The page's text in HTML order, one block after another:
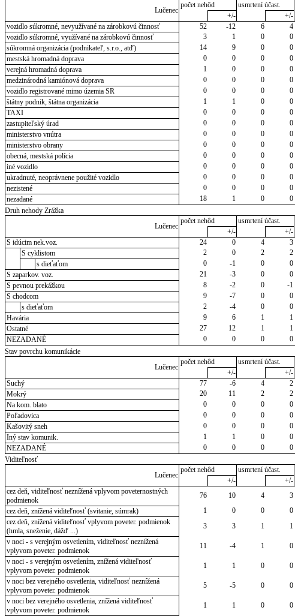
Lučenec
počet nehôd usmrtení účast.
+/-
+/-
vozidlo súkromné, nevyužívané na zárobkovú činnosť
52 -12 6 4
vozidlo súkromné, využívané na zárobkovú činnosť
3 1 0 0
súkromná organizácia (podnikateľ, s.r.o., atď)
14 9 0 0
mestská hromadná doprava
0 0 0 0
verejná hromadná doprava
1 0 0 0
medzinárodná kamiónová doprava
0 0 0 0
vozidlo registrované mimo územia SR
0 0 0 0
štátny podnik, štátna organizácia
1 1 0 0
TAXI
0 0 0 0
zastupiteľský úrad
0 0 0 0
ministerstvo vnútra
0 0 0 0
ministerstvo obrany
0 0 0 0
obecná, mestská polícia
0 0 0 0
iné vozidlo
0 0 0 0
ukradnuté, neoprávnene použité vozidlo
0 0 0 0
nezistené
0 0 0 0
nezadané
18 1 0 0
Druh nehody Zrážka
Lučenec
počet nehôd usmrtení účast.
+/-
+/-
S idúcim nek.voz.
24 0 4 3
S cyklistom
2 0 2 2
s dieťaťom
0 -1 0 0
S zaparkov. voz.
21 -3 0 0
S pevnou prekážkou
8 -2 0 -1
S chodcom
9 -7 0 0
s dieťaťom
2 -4 0 0
Havária
9 6 1 1
Ostatné
27 12 1 1
NEZADANÉ
0 0 0 0
Stav povrchu komunikácie
Lučenec
počet nehôd usmrtení účast.
+/-
+/-
Suchý
77 -6 4 2
Mokrý
20 11 2 2
Na kom. blato
0 0 0 0
Poľadovica
0 0 0 0
Kašovitý sneh
0 0 0 0
Iný stav komunik.
1 1 0 0
NEZADANÉ
0 0 0 0
Viditeľnosť
Lučenec
počet nehôd usmrtení účast.
+/-
+/-
cez deň, viditeľnosť neznížená vplyvom poveternostných
podmienok
76 10 4 3
cez deň, znížená viditeľnosť (svitanie, súmrak)
1 0 0 0
cez deň, znížená viditeľnosť vplyvom poveter. podmienok
(hmla, sneženie, dážď ...)
3 3 1 1
v noci - s verejným osvetlením, viditeľnosť neznížená
vplyvom poveter. podmienok
11 -4 1 0
v noci - s verejným osvetlením, znížená viditeľnosť
vplyvom poveter. podmienok
1 1 0 0
v noci bez verejného osvetlenia, viditeľnosť neznížená
vplyvom poveter. podmienok
5 -5 0 0
v noci bez verejného osvetlenia, znížená viditeľnosť
vplyvom poveter. podmienok
1 1 0 0